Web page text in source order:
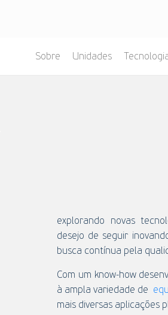
Sobre Unidades
explorando novas
desejo de seguir
busca contínua pela
Com um know-how
à ampla variedade de
mais diversas aplicações